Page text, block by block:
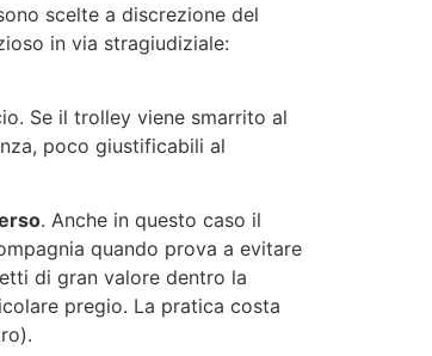
scelte a discrezione del
in via stragiudiziale:
Se il trolley viene smarrito al
poco giustificabili al
. Anche in questo caso il
quando prova a evitare
di gran valore dentro la
pregio. La pratica costa